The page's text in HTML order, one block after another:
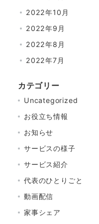
2022年10月
2022年9月
2022年8月
2022年7月
カテゴリー
Uncategorized
お役立ち情報
お知らせ
サービスの様子
サービス紹介
代表のひとりごと
動画配信
家事シェア